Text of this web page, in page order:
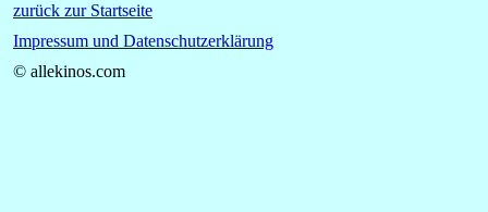
zurück zur Startseite
Impressum und Datenschutzerklärung
© allekinos.com